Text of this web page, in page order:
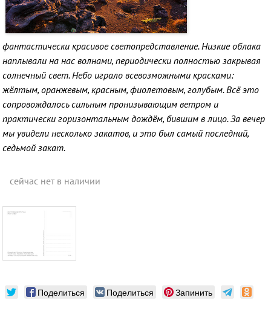
фантастически красивое светопредставление. Низкие облака
наплывали на нас волнами, периодически полностью закрывая
солнечный свет. Небо играло всевозможными красками:
жёлтым, оранжевым, красным, фиолетовым, голубым. Всё это
сопровождалось сильным пронизывающим ветром и
практически горизонтальным дождём, бившим в лицо. За вечер
мы увидели несколько закатов, и это был самый последний,
седьмой закат.
сейчас нет в наличии
Поделиться Поделиться Запинить